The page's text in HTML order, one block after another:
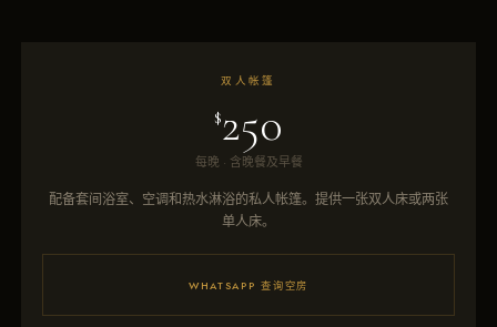
双人帐篷
$250
每晚 · 含晚餐及早餐
配备套间浴室、空调和热水淋浴的私人帐篷。提供一张双人床或两张
单人床。
WHATSAPP 查询空房